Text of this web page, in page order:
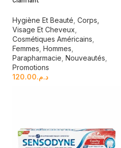
Hygiène Et Beauté Corps,
Visage Et Cheveux
Cosmétiques Américains
Femmes Hommes
Parapharmacie Nouveautés
Promotions
د.م.120.00